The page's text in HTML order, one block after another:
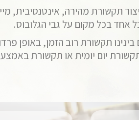
תקשורת מהירה, אינטנסיבית,
אחד בכל מקום על גבי הגלובוס.
תקשורת רוב הזמן, באופן
יום יומית או תקשורת